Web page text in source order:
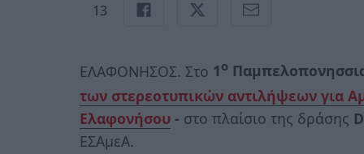
13
ΕΛΑΦΟΝΗΣΟΣ. Στο 1 ο
των στερεοτυπικών αντιλήψεων για
Ελαφονήσου - στο πλαίσιο της δράσης
ΕΣΑμεΑ.